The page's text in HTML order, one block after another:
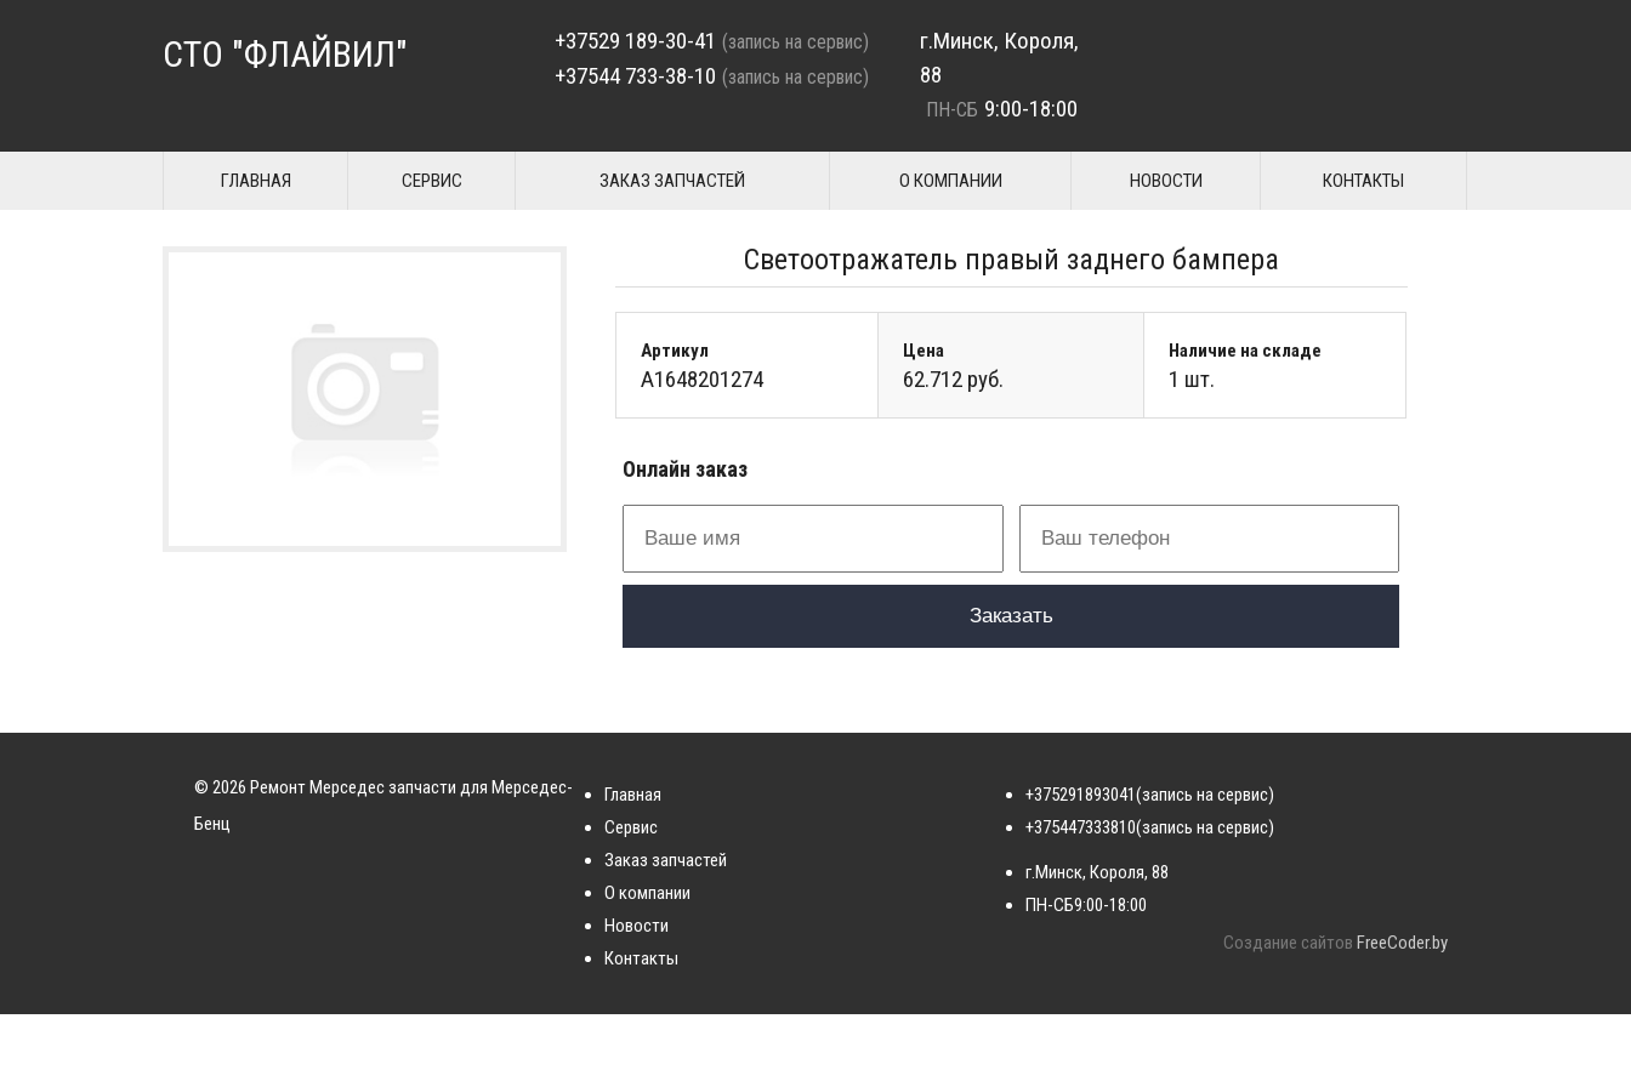
СТО "ФЛАЙВИЛ" +37529 189-30-41 (запись на сервис)
+37544 733-38-10 (запись на сервис)
г.Минск, Короля,
88
ПН-СБ 9:00-18:00
ГЛАВНАЯ СЕРВИС ЗАКАЗ ЗАПЧАСТЕЙ О КОМПАНИИ НОВОСТИ КОНТАКТЫ
Светоотражатель правый заднего бампера
Артикул
A1648201274
Цена
62.712 руб.
Наличие на складе
1 шт.
Онлайн заказ
© 2026 Ремонт Мерседес запчасти для Мерседес-
Бенц
Главная
Сервис
Заказ запчастей
О компании
Новости
Контакты
+375291893041(запись на сервис)
+375447333810(запись на сервис)
г.Минск, Короля, 88
ПН-СБ9:00-18:00
Создание сайтов FreeCoder.by